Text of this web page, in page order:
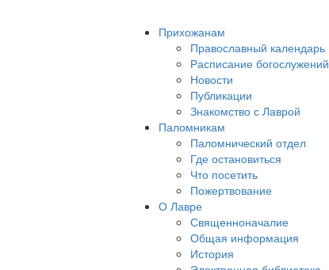
Прихожанам
Православный календарь
Расписание богослужений
Новости
Публикации
Знакомство с Лаврой
Паломникам
Паломнический отдел
Где остановиться
Что посетить
Пожертвование
О Лавре
Священноначалие
Общая информация
История